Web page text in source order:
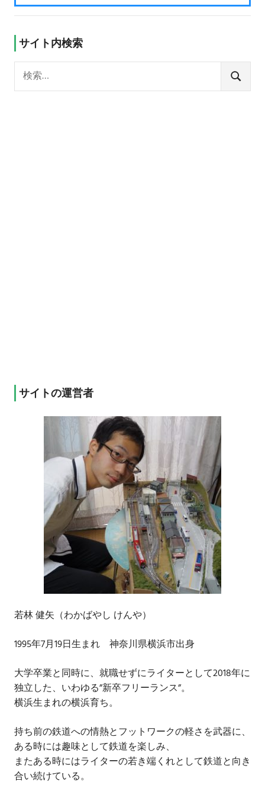
サイト内検索
索:
検
索
サイトの運営者
若林 健矢（わかばやし けんや）
1995年7月19日生まれ 神奈川県横浜市出身
大学卒業と同時に、就職せずにライターとして2018年に
独立した、いわゆる”新卒フリーランス”。
横浜生まれの横浜育ち。
持ち前の鉄道への情熱とフットワークの軽さを武器に、
ある時には趣味として鉄道を楽しみ、
またある時にはライターの若き端くれとして鉄道と向き
合い続けている。